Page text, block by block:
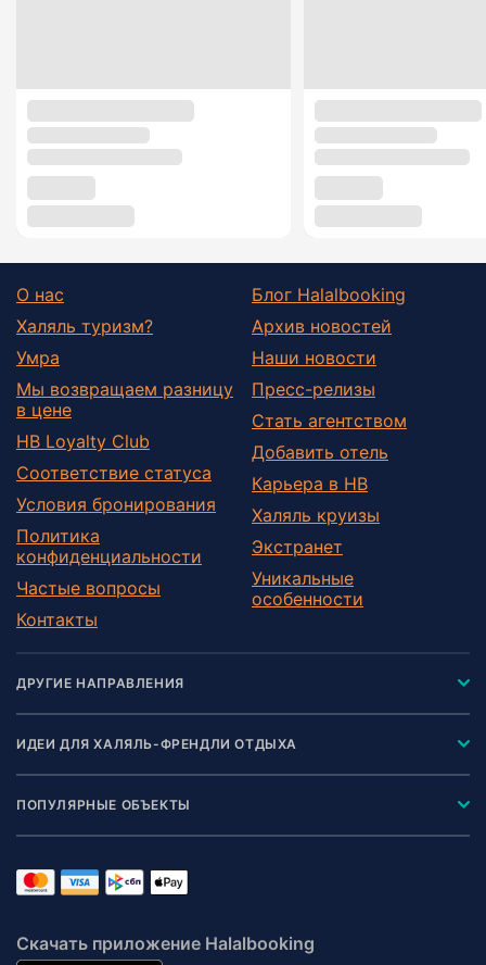
О нас
Халяль туризм?
Умра
Мы возвращаем разницу
в цене
HB Loyalty Club
Соответствие статуса
Условия бронирования
Политика
конфиденциальности
Частые вопросы
Контакты
Блог Halalbooking
Архив новостей
Наши новости
Пресс-релизы
Стать агентством
Добавить отель
Карьера в HB
Халяль круизы
Экстранет
Уникальные
особенности
ДРУГИЕ НАПРАВЛЕНИЯ
ИДЕИ ДЛЯ ХАЛЯЛЬ-ФРЕНДЛИ ОТДЫХА
ПОПУЛЯРНЫЕ ОБЪЕКТЫ
Скачать приложение Halalbooking